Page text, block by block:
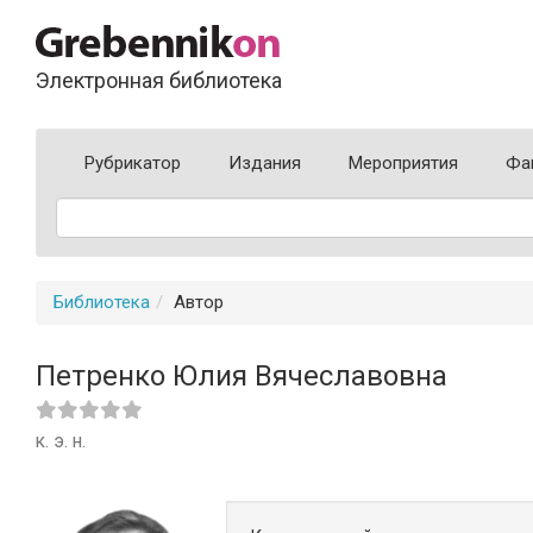
Электронная библиотека
Рубрикатор Издания Мероприятия
Библиотека Автор
Петренко Юлия Вячеславовна
к. э. н.